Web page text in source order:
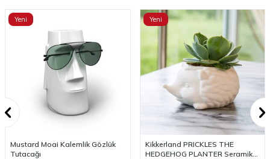
Yeni
Mustard Moai Kalemlik Gözlük
Tutacağı
Yeni
Kikkerland PRICKLES THE
HEDGEHOG PLANTER Seramik